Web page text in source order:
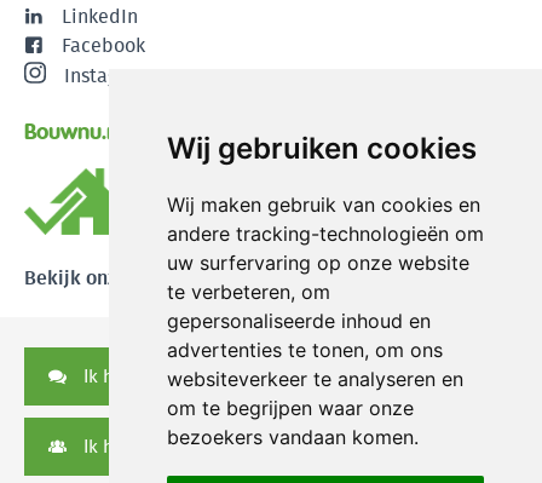
Wij gebruiken cookies
Wij maken gebruik van cookies en
andere tracking-technologieën om
uw surfervaring op onze website
te verbeteren, om
gepersonaliseerde inhoud en
advertenties te tonen, om ons
websiteverkeer te analyseren en
om te begrijpen waar onze
bezoekers vandaan komen.
LinkedIn
Facebook
Instagram
Bouwnu.nl
Bekijk onze reviews
Ik heb een vraag
Ik heb een serviceverzoek